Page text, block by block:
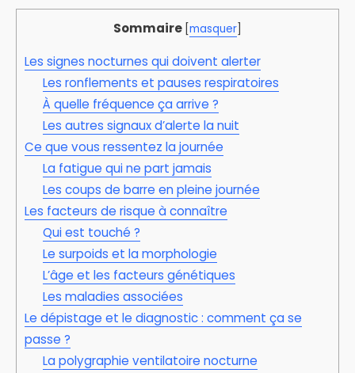
Sommaire [masquer
Les signes nocturnes qui doivent alerter
Les ronflements et pauses respiratoires
À quelle fréquence ça arrive ?
Les autres signaux d’alerte la nuit
Ce que vous ressentez la journée
La fatigue qui ne part jamais
Les coups de barre en pleine journée
Les facteurs de risque à connaître
Qui est touché ?
Le surpoids et la morphologie
L’âge et les facteurs génétiques
Les maladies associées
Le dépistage et le diagnostic : comment ça se
passe ?
La polygraphie ventilatoire nocturne